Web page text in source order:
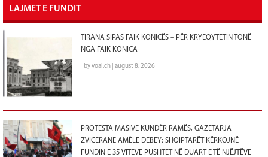
LAJMET E FUNDIT
TIRANA SIPAS FAIK KONICËS – PËR KRYEQYTETIN TONË
NGA FAIK KONICA
by voal.ch | august 8, 2026
PROTESTA MASIVE KUNDËR RAMËS, GAZETARJA
ZVICERANE AMÈLE DEBEY: SHQIPTARËT KËRKOJNË
FUNDIN E 35 VITEVE PUSHTET NË DUART E TË NJËJTËVE